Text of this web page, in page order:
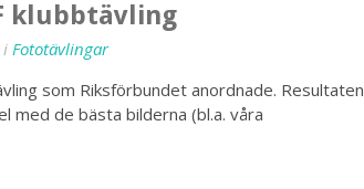
klubbtävling
i Fototävlingar
som Riksförbundet anordnade. Resultaten
med de bästa bilderna (bl.a. våra